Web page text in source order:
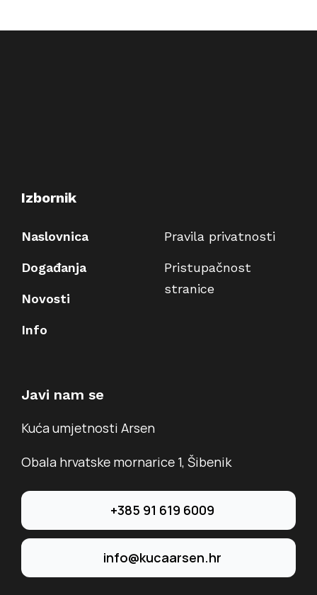
Izbornik
Naslovnica
Događanja
Novosti
Info
Pravila privatnosti
Pristupačnost
stranice
Javi nam se
Kuća umjetnosti Arsen
Obala hrvatske mornarice 1, Šibenik
+385 91 619 6009
info@kucaarsen.hr